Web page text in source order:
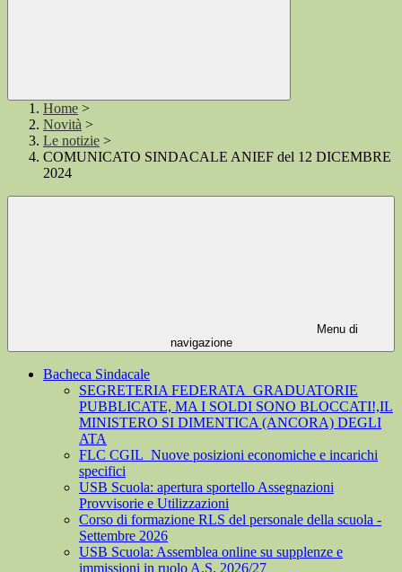
Home >
Novità >
Le notizie >
COMUNICATO SINDACALE ANIEF del 12 DICEMBRE
2024
Menu di
navigazione
Bacheca Sindacale
SEGRETERIA FEDERATA_GRADUATORIE
PUBBLICATE, MA I SOLDI SONO BLOCCATI!,IL
MINISTERO SI DIMENTICA (ANCORA) DEGLI
ATA
FLC CGIL_Nuove posizioni economiche e incarichi
specifici
USB Scuola: apertura sportello Assegnazioni
Provvisorie e Utilizzazioni
Corso di formazione RLS del personale della scuola -
Settembre 2026
USB Scuola: Assemblea online su supplenze e
immissioni in ruolo A.S. 2026/27